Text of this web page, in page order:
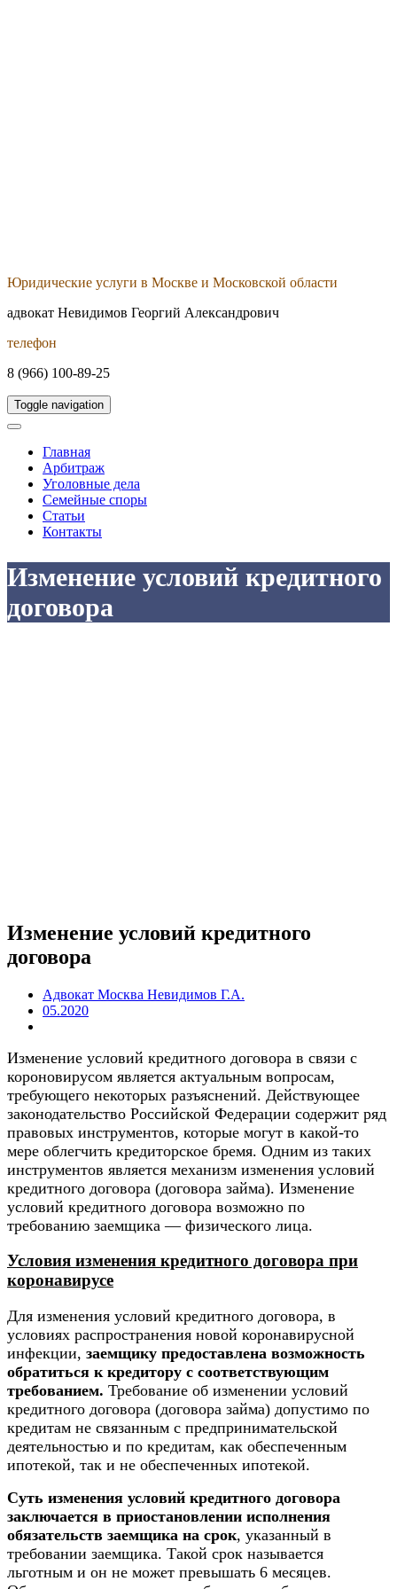
Юридические услуги в Москве и Московской области
адвокат Невидимов Георгий Александрович
телефон
8 (966) 100-89-25
Toggle navigation
Главная
Арбитраж
Уголовные дела
Семейные споры
Статьи
Контакты
Изменение условий кредитного
договора
Изменение условий кредитного
договора
Адвокат Москва Невидимов Г.А.
05.2020
Изменение условий кредитного договора в связи с
короновирусом является актуальным вопросам,
требующего некоторых разъяснений. Действующее
законодательство Российской Федерации содержит ряд
правовых инструментов, которые могут в какой-то
мере облегчить кредиторское бремя. Одним из таких
инструментов является механизм изменения условий
кредитного договора (договора займа). Изменение
условий кредитного договора возможно по
требованию заемщика — физического лица.
Условия изменения кредитного договора при
коронавирусе
Для изменения условий кредитного договора, в
условиях распространения новой коронавирусной
инфекции, заемщику предоставлена возможность
обратиться к кредитору с соответствующим
требованием. Требование об изменении условий
кредитного договора (договора займа) допустимо по
кредитам не связанным с предпринимательской
деятельностью и по кредитам, как обеспеченным
ипотекой, так и не обеспеченных ипотекой.
Суть изменения условий кредитного договора
заключается в приостановлении исполнения
обязательств заемщика на срок, указанный в
требовании заемщика. Такой срок называется
льготным и он не может превышать 6 месяцев.